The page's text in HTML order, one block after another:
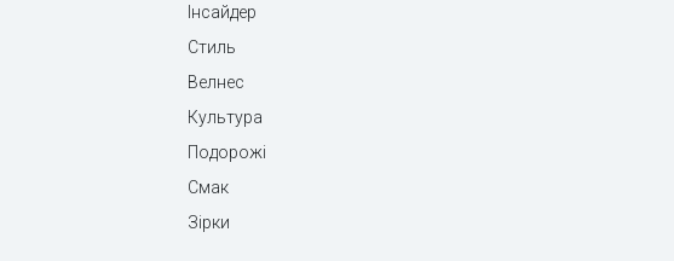
Інсайдер
Стиль
Велнес
Культура
Подорожі
Смак
Зірки